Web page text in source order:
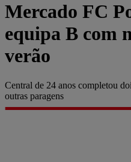
Mercado FC
equipa B com
verão
Central de 24 anos completou
outras paragens